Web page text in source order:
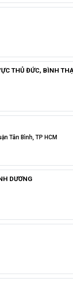
THỦ ĐỨC, BÌNH
Tân Bình, TP HCM
DƯƠNG